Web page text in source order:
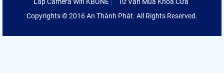
Lắp Camera Wifi KBONE
Tư Vấn Mua Khóa Cửa
Copyrights © 2016 An Thành Phát. All Rights Reserved.